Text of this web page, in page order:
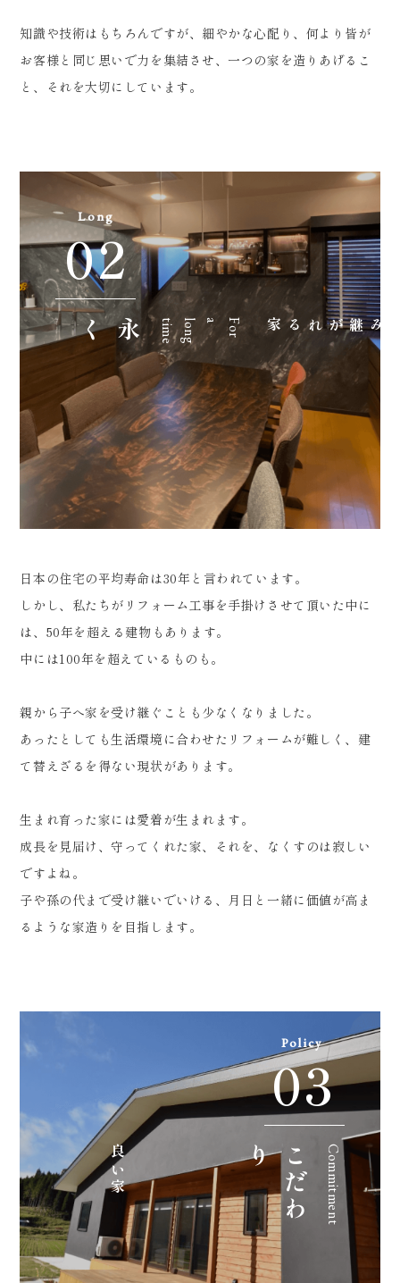
知識や技術はもちろんですが、細やかな心配り、何より皆が
お客様と同じ思いで力を集結させ、一つの家を造りあげるこ
と、それを大切にしています。
日本の住宅の平均寿命は30年と言われています。
しかし、私たちがリフォーム工事を手掛けさせて頂いた中に
は、50年を超える建物もあります。
中には100年を超えているものも。
親から子へ家を受け継ぐことも少なくなりました。
あったとしても生活環境に合わせたリフォームが難しく、建
て替えざるを得ない現状があります。
生まれ育った家には愛着が生まれます。
成長を見届け、守ってくれた家、それを、なくすのは寂しい
ですよね。
子や孫の代まで受け継いでいける、月日と一緒に価値が高ま
るような家造りを目指します。
Long
02
永く F
o
r
a
l
o
n
g
t
i
m
e 住み継がれる家
Policy
03
Commitment
こ
だ
わ
り
良い家